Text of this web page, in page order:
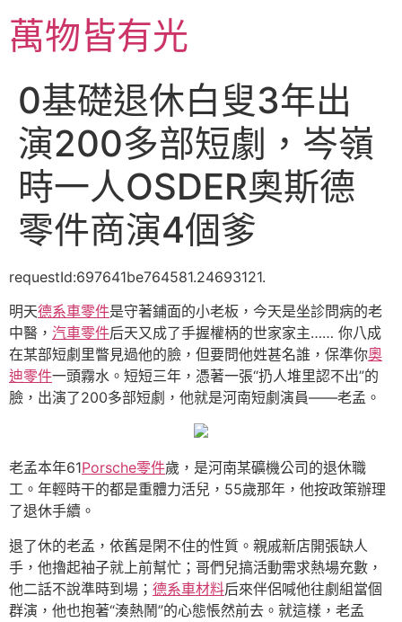
主萬物皆有光
0基礎退休白叟3年出
演200多部短劇，岑嶺
時一人OSDER奧斯德
零件商演4個爹
requestId:697641be764581.24693121.
明天德系車零件是守著鋪面的小老板，今天是坐診問病的老
中醫， 汽車零件后天又成了手握權柄的世家家主…… 你八成
在某部短劇里瞥見過他的臉，但要問他姓甚名誰，保準你奧
迪零件一頭霧水。短短三年，憑著一張“扔人堆里認不出”的
臉，出演了200多部短劇，他就是河南短劇演員——老孟。
老孟本年61Porsche零件歲，是河南某礦機公司的退休職
工。年輕時干的都是重體力活兒，55歲那年，他按政策辦理
了退休手續。
退了休的老孟，依舊是閑不住的性質。親戚新店開張缺人
手，他擼起袖子就上前幫忙；哥們兒搞活動需求熱場充數，
他二話不說準時到場； 德系車材料后來伴侶喊他往劇組當個
群演，他也抱著“湊熱鬧”的心態悵然前去。就這樣，老孟